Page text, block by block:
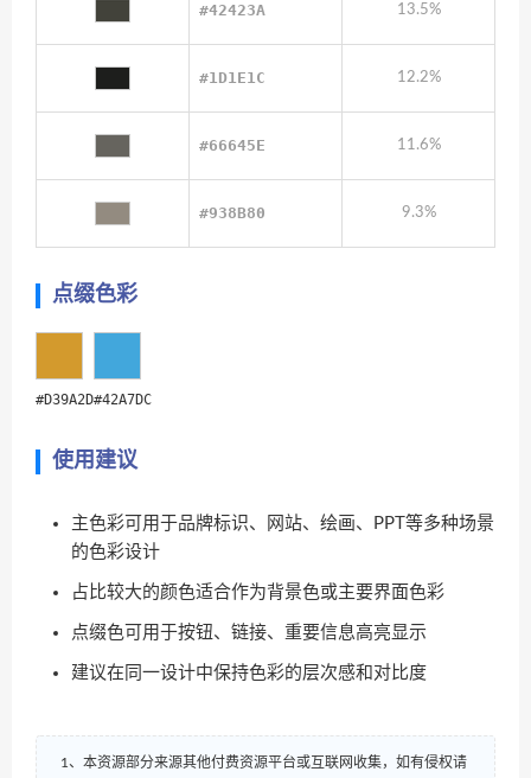
#42423A 13.5%
#1D1E1C 12.2%
#66645E 11.6%
#938B80 9.3%
点缀色彩
#D39A2D#42A7DC
使用建议
主色彩可用于品牌标识、网站、绘画、PPT等多种场景
的色彩设计
占比较大的颜色适合作为背景色或主要界面色彩
点缀色可用于按钮、链接、重要信息高亮显示
建议在同一设计中保持色彩的层次感和对比度
1、本资源部分来源其他付费资源平台或互联网收集，如有侵权请